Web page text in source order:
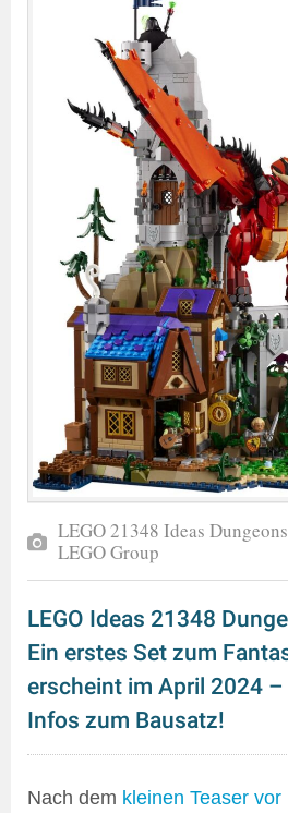
LEGO 21348 Ideas
LEGO Group
LEGO Ideas 21348
Ein erstes Set zum
erscheint im April 2024 –
Infos zum Bausatz!
Nach dem kleinen Teaser